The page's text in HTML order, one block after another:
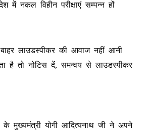
में नकल विहीन परीक्षाएं सम्पन्न हों
लाउडस्पीकर की आवाज नहीं आनी
है तो नोटिस दें, समन्वय से लाउडस्पीकर
के मुख्यमंत्री योगी आदित्यनाथ जी ने अपने